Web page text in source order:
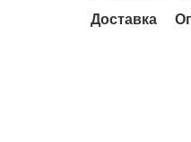
Доставка